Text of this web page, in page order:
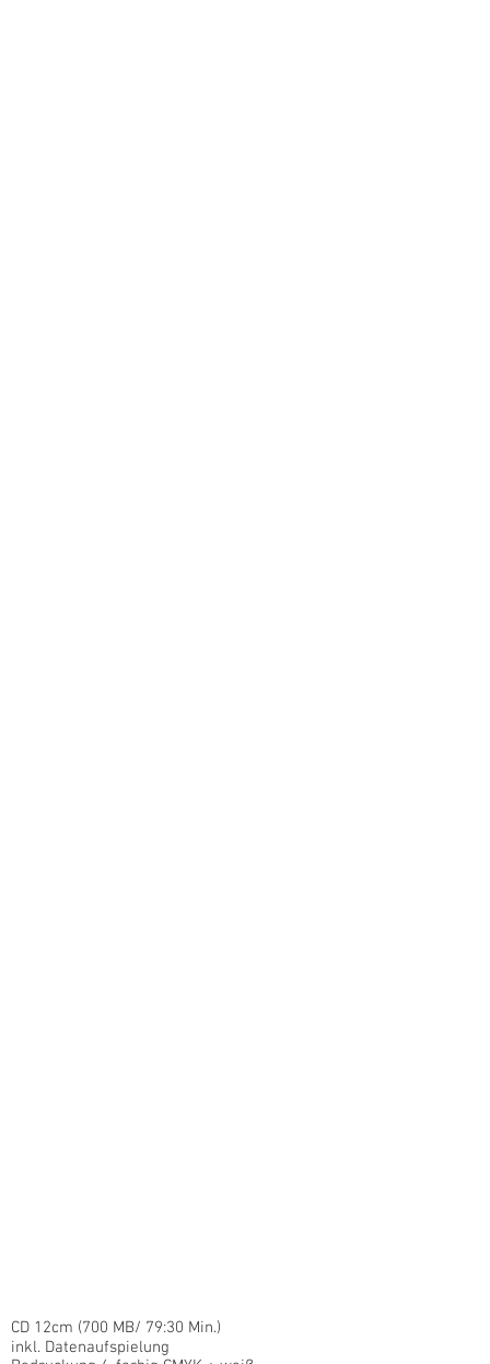
CD 12cm (700 MB/ 79:30 Min.)
inkl. Datenaufspielung